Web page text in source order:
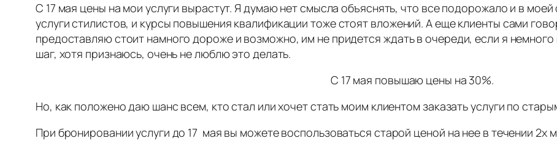
С 17 мая цены на мои услуги вырастут. Я думаю нет смысла объяснять, что все подорожало и в
услуги стилистов, и курсы повышения квалификации тоже стоят вложений. А еще клиенты сами
предоставляю стоит намного дороже и возможно, им не придется ждать в очереди, если я
шаг, хотя признаюсь, очень не люблю это делать.
С 17 мая повышаю цены на 30%.
Но, как положено даю шанс всем, кто стал или хочет стать моим клиентом заказать услуги по
При бронировании услуги до 17 мая вы можете воспользоваться старой ценой на нее в течении 2х